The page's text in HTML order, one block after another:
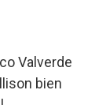
Valverde
bien